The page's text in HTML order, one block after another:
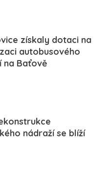
získaly dotaci na
autobusového
na Baťově
nádraží se blíží